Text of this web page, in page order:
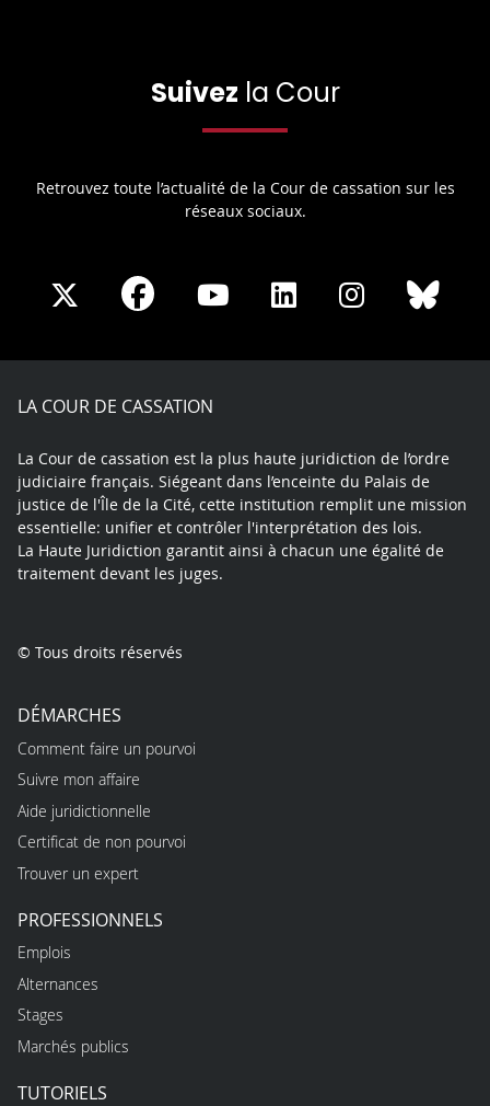
Suivez la Cour
Retrouvez toute l’actualité de la Cour de cassation sur les
réseaux sociaux.
Share
X
Share
Facebook
Share
Youtube
Share
LinkedIn
Share
Instagram
LA COUR DE CASSATION
La Cour de cassation est la plus haute juridiction de l’ordre
judiciaire français. Siégeant dans l’enceinte du Palais de
justice de l'Île de la Cité, cette institution remplit une mission
essentielle: unifier et contrôler l'interprétation des lois.
La Haute Juridiction garantit ainsi à chacun une égalité de
traitement devant les juges.
© Tous droits réservés
DÉMARCHES
Comment faire un pourvoi
Suivre mon affaire
Aide juridictionnelle
Certificat de non pourvoi
Trouver un expert
PROFESSIONNELS
Emplois
Alternances
Stages
Marchés publics
TUTORIELS